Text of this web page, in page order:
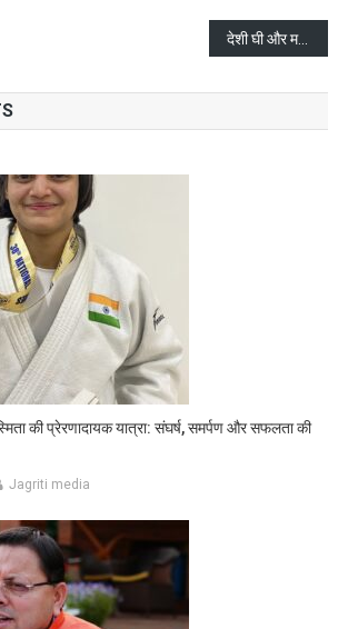
देशी घी और मक्खन में मिलावट मिलने पर कड़ी कार्यवाही से न चुके अधिकारी : सीएम धामी
की प्रेरणादायक यात्रा: संघर्ष, समर्पण और सफलता की
Jagriti media